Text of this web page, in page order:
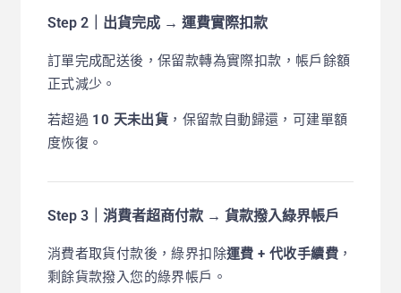
Step 2｜出貨完成 → 運費實際扣款
訂單完成配送後，保留款轉為實際扣款，帳戶餘額
正式減少。
若超過 10 天未出貨 ，保留款自動歸還，可建單額
度恢復。
Step 3｜消費者超商付款 → 貨款撥入綠界帳戶
消費者取貨付款後，綠界扣除運費 + 代收手續費 ，
剩餘貨款撥入您的綠界帳戶。